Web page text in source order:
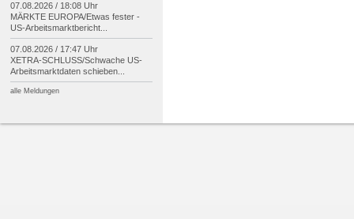
07.08.2026 / 18:08 Uhr
MÄRKTE EUROPA/Etwas fester -
US-Arbeitsmarktbericht...
07.08.2026 / 17:47 Uhr
XETRA-SCHLUSS/Schwache US-
Arbeitsmarktdaten schieben...
alle Meldungen